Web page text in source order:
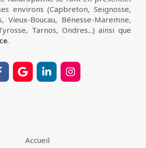
environs (Capbreton, Seignosse,
Vieux-Boucau, Bénesse-Maremne,
Tarnos, Ondres...) ainsi que
.
Accueil